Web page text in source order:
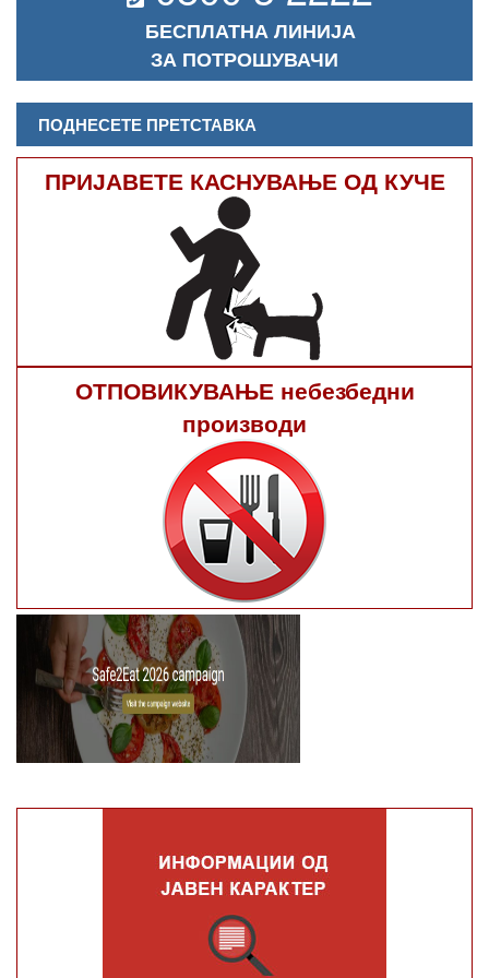
БЕСПЛАТНА ЛИНИЈА
ЗА ПОТРОШУВАЧИ
ПОДНЕСЕТЕ ПРЕТСТАВКА
ПРИЈАВЕТЕ КАСНУВАЊЕ ОД КУЧЕ
ОТПОВИКУВАЊЕ небезбедни
производи